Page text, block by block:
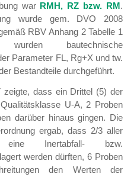
war RMH, RZ bzw. RM .
wurde gem. DVO 2008
RBV Anhang 2 Tabelle 1
bautechnische
Parameter FL, Rg+X und tw.
Bestandteile durchgeführt.
zeigte, dass ein Drittel (5) der
U-A, 2 Proben
darüber hinaus gingen. Die
ergab, dass 2/3 aller
Inertabfall- bzw.
werden dürften, 6 Proben
den Werten der